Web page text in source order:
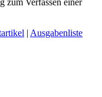
| Ausgabenliste